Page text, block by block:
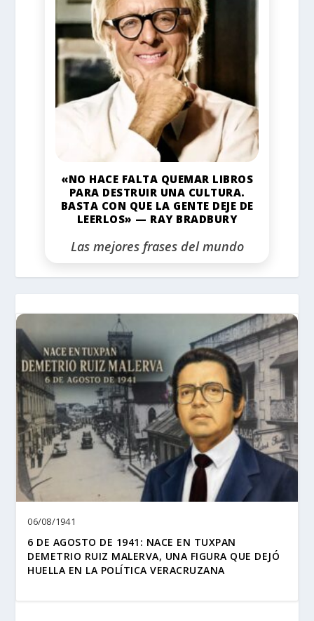
«NO HACE FALTA QUEMAR LIBROS
PARA DESTRUIR UNA CULTURA.
BASTA CON QUE LA GENTE DEJE DE
LEERLOS» — RAY BRADBURY
Las mejores frases del mundo
06/08/1941
6 DE AGOSTO DE 1941: NACE EN TUXPAN
DEMETRIO RUIZ MALERVA, UNA FIGURA QUE DEJÓ
HUELLA EN LA POLÍTICA VERACRUZANA